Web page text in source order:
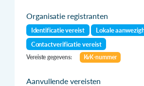
Organisatie registranten
Identificatie vereist
Lokale
Contactverificatie vereist
Vereiste gegevens: KvK-nummer
Aanvullende vereisten